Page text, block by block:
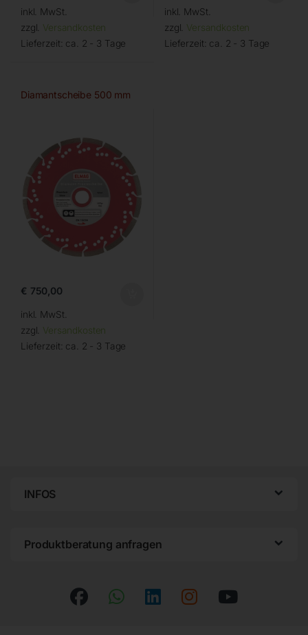
inkl. MwSt.
zzgl. Versandkosten
Lieferzeit: ca. 2 - 3 Tage
inkl. MwSt.
zzgl. Versandkosten
Lieferzeit: ca. 2 - 3 Tage
Diamantscheibe 500 mm
€ 750,00
inkl. MwSt.
zzgl. Versandkosten
Lieferzeit: ca. 2 - 3 Tage
INFOS
Produktberatung anfragen